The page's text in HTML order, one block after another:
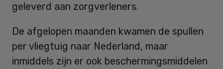
geleverd aan zorgverleners.
De afgelopen maanden kwamen de spullen
per vliegtuig naar Nederland, maar
inmiddels zijn er ook beschermingsmiddelen